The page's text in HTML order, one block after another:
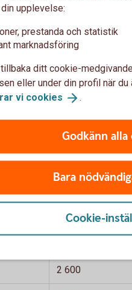
ska betala i skatt per månad
Skattetabell
inte fyllt
Skatt på lön,
66 år
2 600
upplevelse:
prestanda och statistik
marknadsföring
tillbaka ditt cookie-
eller under din profil när du
vi cookies .
Godkänn
Bara
Cookie-